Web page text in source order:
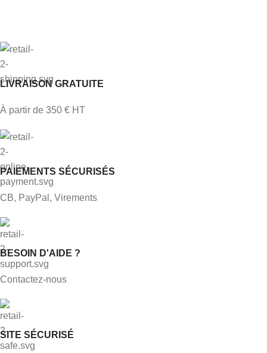
LIVRAISON GRATUITE
À partir de 350 € HT
PAIEMENTS SÉCURISÉS
CB, PayPal, Virements
BESOIN D'AIDE ?
Contactez-nous
SITE SÉCURISÉ